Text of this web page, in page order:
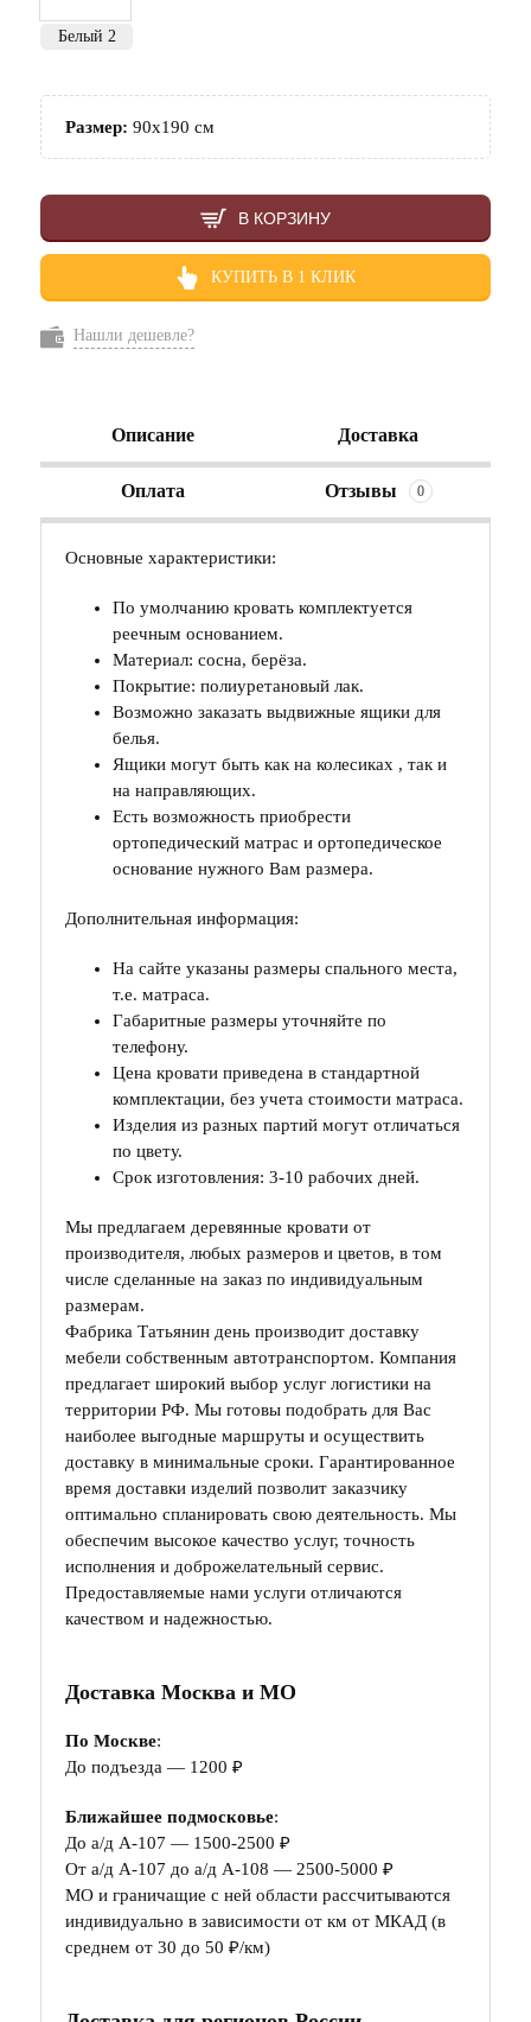
Белый 2
Размер: 90х190 см
В КОРЗИНУ
КУПИТЬ В 1 КЛИК
Нашли дешевле?
Описание Доставка
Оплата Отзывы 0
Основные характеристики:
По умолчанию кровать комплектуется
реечным основанием.
Материал: сосна, берёза.
Покрытие: полиуретановый лак.
Возможно заказать выдвижные ящики для
белья.
Ящики могут быть как на колесиках , так и
на направляющих.
Есть возможность приобрести
ортопедический матрас и ортопедическое
основание нужного Вам размера.
Дополнительная информация:
На сайте указаны размеры спального места,
т.е. матраса.
Габаритные размеры уточняйте по
телефону.
Цена кровати приведена в стандартной
комплектации, без учета стоимости матраса.
Изделия из разных партий могут отличаться
по цвету.
Срок изготовления: 3-10 рабочих дней.
Мы предлагаем деревянные кровати от
производителя, любых размеров и цветов, в том
числе сделанные на заказ по индивидуальным
размерам.
Фабрика Татьянин день производит доставку
мебели собственным автотранспортом. Компания
предлагает широкий выбор услуг логистики на
территории РФ. Мы готовы подобрать для Вас
наиболее выгодные маршруты и осуществить
доставку в минимальные сроки. Гарантированное
время доставки изделий позволит заказчику
оптимально спланировать свою деятельность. Мы
обеспечим высокое качество услуг, точность
исполнения и доброжелательный сервис.
Предоставляемые нами услуги отличаются
качеством и надежностью.
Доставка Москва и МО
По Москве:
До подъезда — 1200 ₽
Ближайшее подмосковье:
До а/д А-107 — 1500-2500 ₽
От а/д А-107 до а/д А-108 — 2500-5000 ₽
МО и граничащие с ней области рассчитываются
индивидуально в зависимости от км от МКАД (в
среднем от 30 до 50 ₽/км)